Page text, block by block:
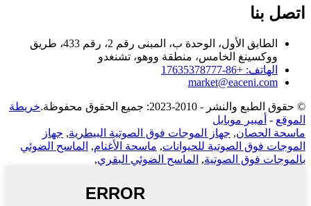
اتصل بنا
الطابق الأول، الوحدة ب، المبنى رقم 2، رقم 433، طريق
ووكسينغ الخامس، منطقة ووهو، تشنغدو
الهاتف: +86-17635378777
market@eaceni.com
© حقوق الطبع والنشر - 2010-2023: جميع الحقوق محفوظة.
خريطة
الموقع - أمبير موبايل
ماسحة الحصان, جهاز الموجات فوق الصوتية البيطرية, جهاز
الموجات فوق الصوتية للحيوانات, ماسحة الأغنام, الماسح الضوئي
بالموجات فوق الصوتية, الماسح الضوئي البقري,